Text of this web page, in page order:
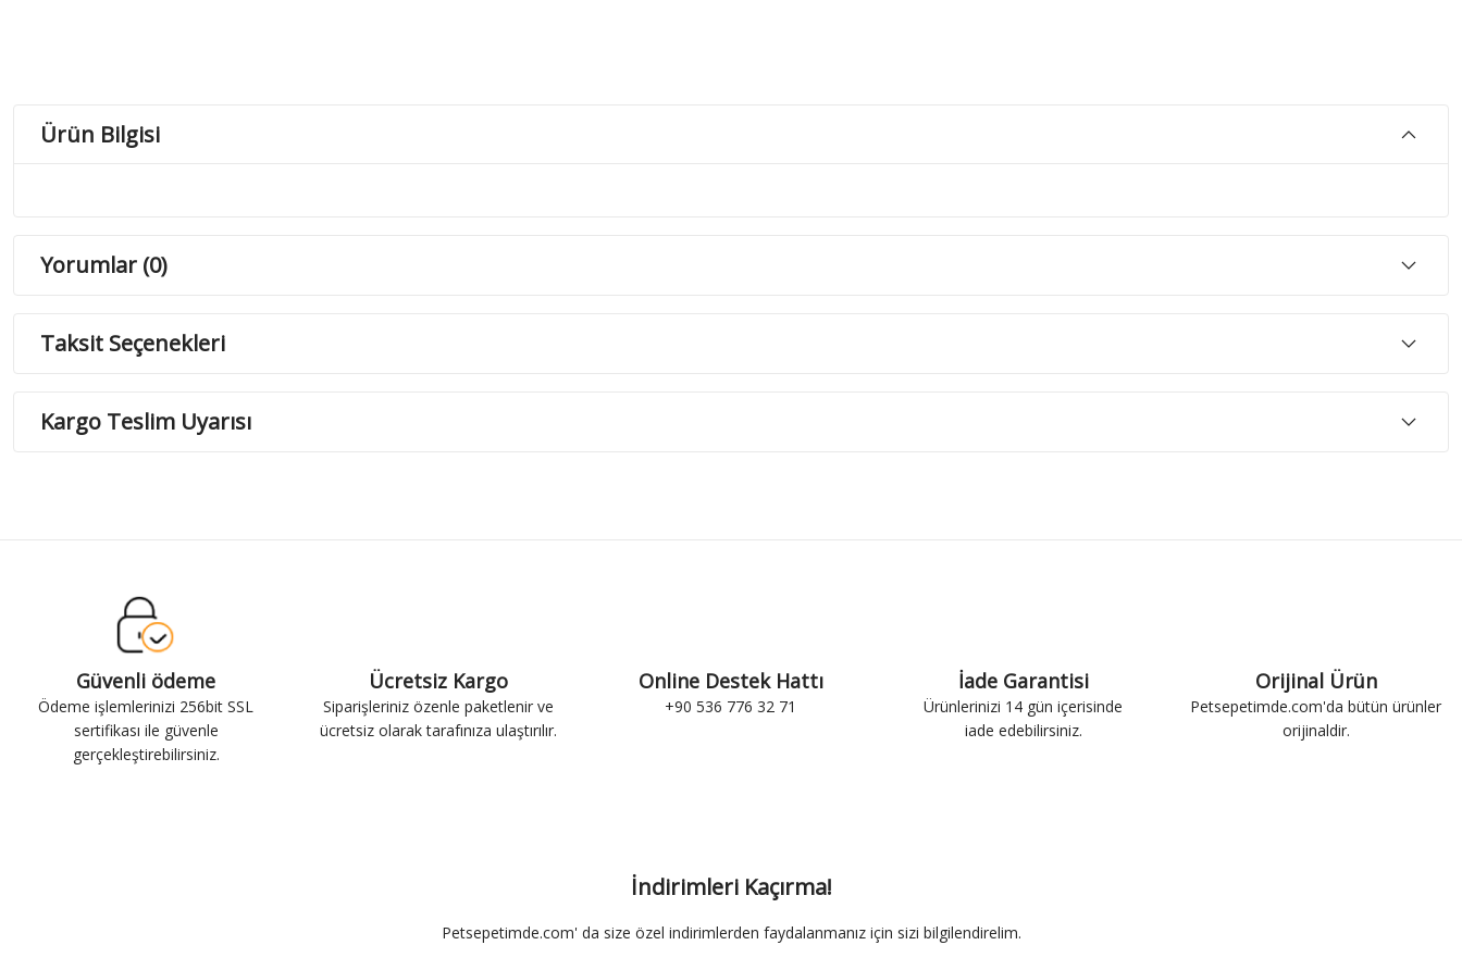
Ürün Bilgisi
Yorumlar (0)
Taksit Seçenekleri
Kargo Teslim Uyarısı
Güvenli ödeme
Ödeme işlemlerinizi 256bit SSL
sertifikası ile güvenle
gerçekleştirebilirsiniz.
Ücretsiz Kargo
Siparişleriniz özenle paketlenir ve
ücretsiz olarak tarafınıza ulaştırılır.
Online Destek Hattı
+90 536 776 32 71
İade Garantisi
Ürünlerinizi 14 gün içerisinde
iade edebilirsiniz.
Orijinal Ürün
Petsepetimde.com'da bütün ürünler
orijinaldir.
İndirimleri Kaçırma!
Petsepetimde.com' da size özel indirimlerden faydalanmanız için sizi bilgilendirelim.